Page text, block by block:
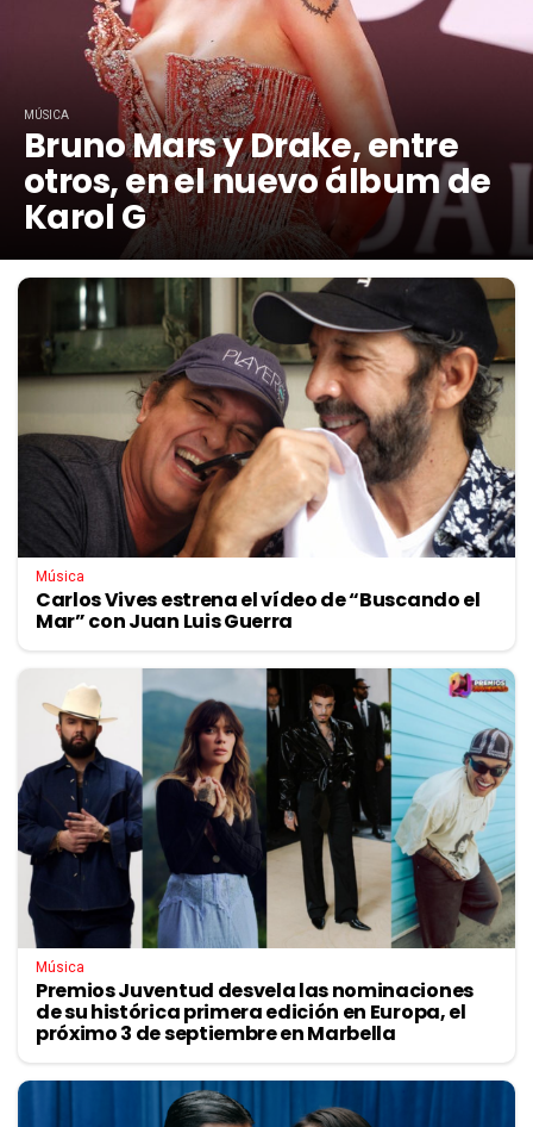
MÚSICA
Bruno Mars y Drake, entre
otros, en el nuevo álbum de
Karol G
Música
Carlos Vives estrena el vídeo de “Buscando el
Mar” con Juan Luis Guerra
Música
Premios Juventud desvela las nominaciones
de su histórica primera edición en Europa, el
próximo 3 de septiembre en Marbella